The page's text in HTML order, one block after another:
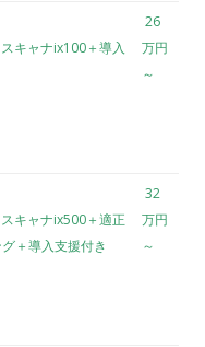
キャナix100＋導入
26
万円
～
キャナix500＋適正
＋導入支援付き
32
万円
～